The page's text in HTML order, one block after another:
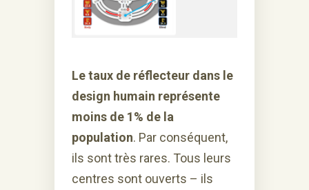
Le taux de réflecteur dans le
design humain représente
moins de 1% de la
population. Par conséquent,
ils sont très rares. Tous leurs
centres sont ouverts – ils